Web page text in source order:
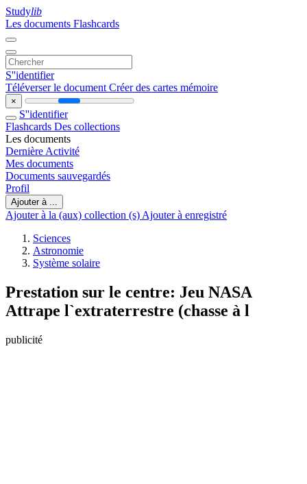
Studylib
Les documents Flashcards
S''identifier
Téléverser le document Créer des cartes mémoire
×
S''identifier
Flashcards Des collections
Les documents
Dernière Activité
Mes documents
Documents sauvegardés
Profil
Ajouter à ...
Ajouter à la (aux) collection (s) Ajouter à enregistré
Sciences
Astronomie
Système solaire
Prestation sur le centre: Jeu NASA
Attrape l`extraterrestre (chasse à l
publicité